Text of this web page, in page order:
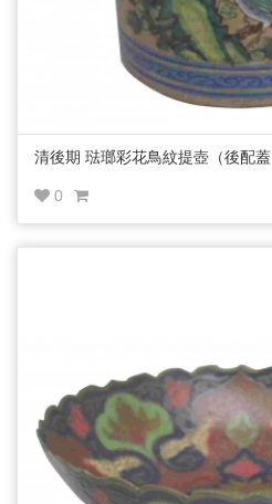
清後期 琺瑯彩花鳥紋提壺（後配蓋
0